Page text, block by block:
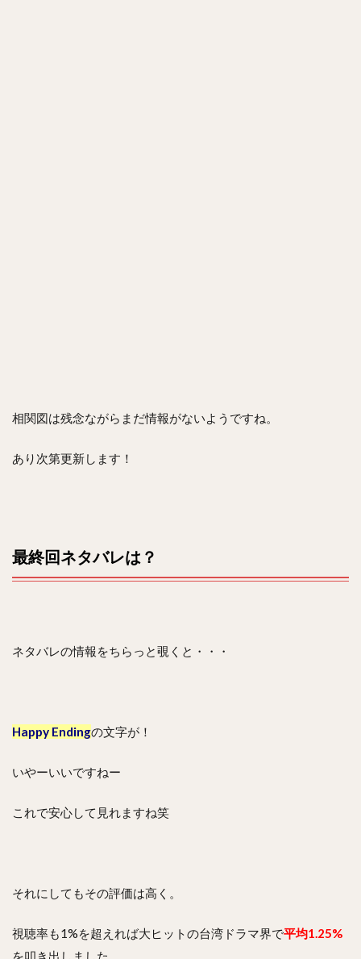
相関図は残念ながらまだ情報がないようですね。
あり次第更新します！
最終回ネタバレは？
ネタバレの情報をちらっと覗くと・・・
Happy Endingの文字が！
いやーいいですねー
これで安心して見れますね笑
それにしてもその評価は高く。
視聴率も1%を超えれば大ヒットの台湾ドラマ界で平均1.25%
を叩き出しました。